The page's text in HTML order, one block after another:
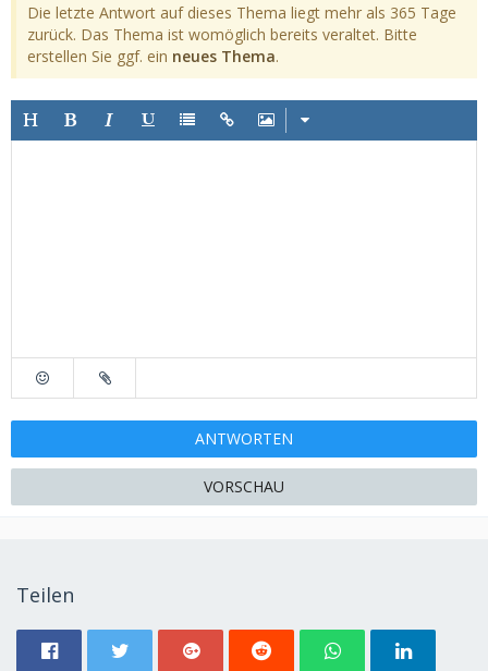
Die letzte Antwort auf dieses Thema liegt mehr als 365 Tage
zurück. Das Thema ist womöglich bereits veraltet. Bitte
erstellen Sie ggf. ein neues Thema.
ANTWORTEN
VORSCHAU
Teilen